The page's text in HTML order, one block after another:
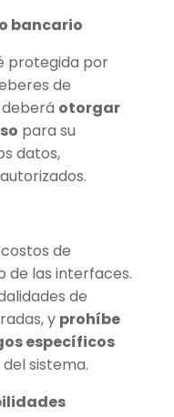
bancario
protegida por
de
otorgar
para su
datos,
de
de las interfaces.
de
y prohíbe
específicos
sistema.